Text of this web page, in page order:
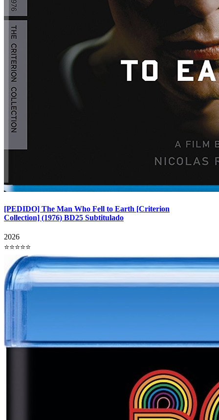
[PEDIDO] The Man Who Fell to Earth [Criterion
Collection] (1976) BD25 Subtitulado
2026
⭐⭐⭐⭐⭐